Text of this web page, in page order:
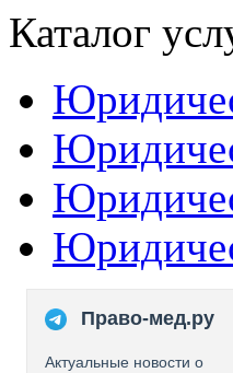
Каталог
Право-мед.ру
Актуальные новости о